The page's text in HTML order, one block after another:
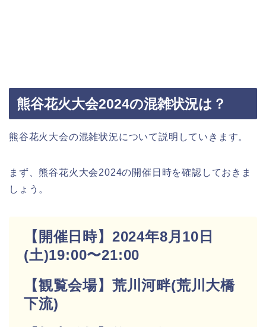
熊谷花火大会2024の混雑状況は？
熊谷花火大会の混雑状況について説明していきます。
まず、熊谷花火大会2024の開催日時を確認しておきま
しょう。
【開催日時】2024年8月10日
(土)19:00〜21:00
【観覧会場】荒川河畔(荒川大橋
下流)